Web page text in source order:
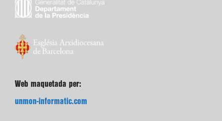
Web maquetada per:
unmon-informatic.com